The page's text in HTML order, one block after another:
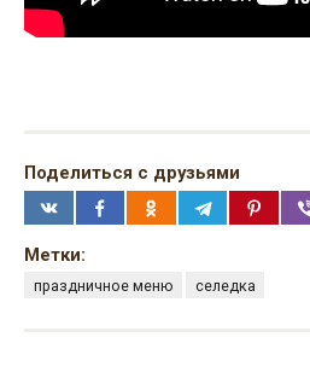
Поделиться с друзьями
Метки:
праздничное меню селедка